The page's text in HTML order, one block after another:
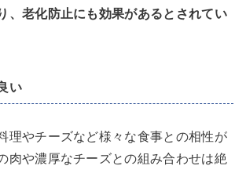
、老化防止にも効果があるとされてい
い
理やチーズなど様々な食事との相性が
肉や濃厚なチーズとの組み合わせは絶